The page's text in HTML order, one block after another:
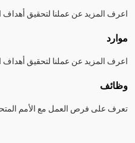
اعرف المزيد عن عملنا لتحقيق أهداف
موارد
اعرف المزيد عن عملنا لتحقيق أهداف
وظائف
تعرف على فرص العمل مع الأمم